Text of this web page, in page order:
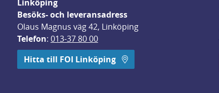
i nytt fönster.
Linköping
Besöks- och leveransadress
Olaus Magnus väg 42, Linköping
Telefon: 013-37 80 00
Hitta till FOI Linköping